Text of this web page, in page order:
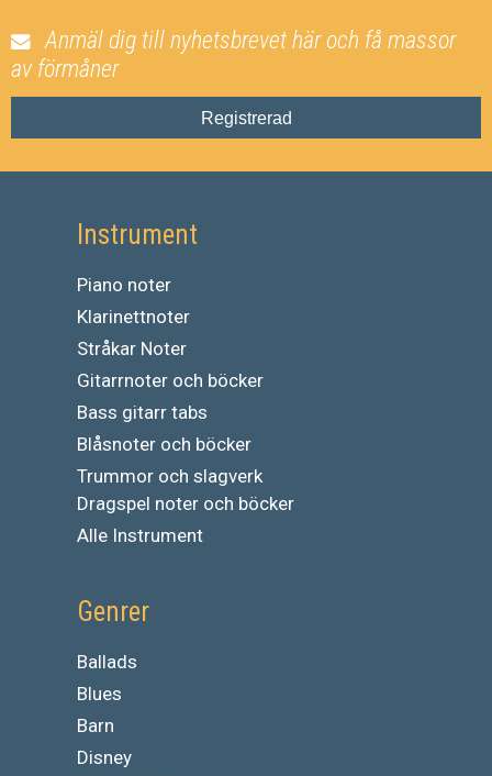
Anmäl dig till nyhetsbrevet här och få massor
av förmåner
Registrerad
Instrument
Piano noter
Klarinettnoter
Stråkar Noter
Gitarrnoter och böcker
Bass gitarr tabs
Blåsnoter och böcker
Trummor och slagverk
Dragspel noter och böcker
Alle Instrument
Genrer
Ballads
Blues
Barn
Disney